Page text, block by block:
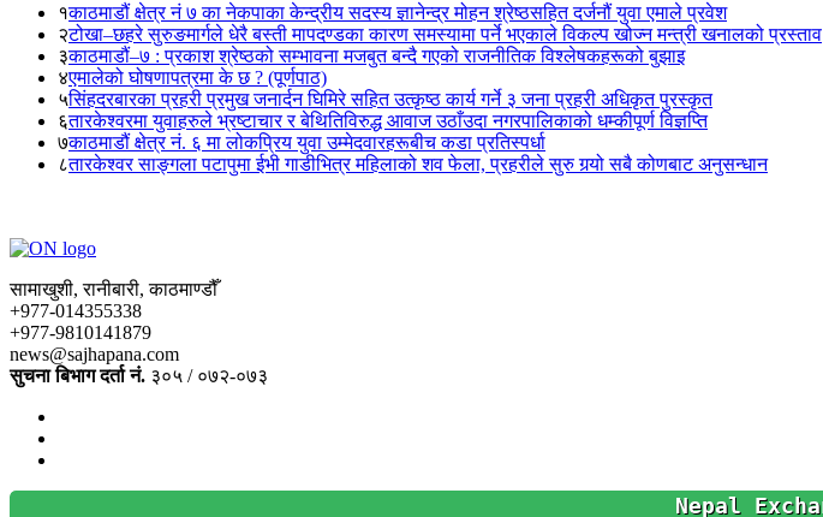
१काठमाडौं क्षेत्र नं ७ का नेकपाका केन्द्रीय सदस्य ज्ञानेन्द्र मोहन श्रेष्ठसहित दर्जनौं युवा एमाले प्रवेश
२टोखा–छहरे सुरुङमार्गले धेरै बस्ती मापदण्डका कारण समस्यामा पर्ने भएकाले विकल्प खोज्न मन्त्री खनालको प्रस्ताव
३काठमाडौं–७ : प्रकाश श्रेष्ठको सम्भावना मजबुत बन्दै गएको राजनीतिक विश्लेषकहरूको बुझाइ
४एमालेको घोषणापत्रमा के छ ? (पूर्णपाठ)
५सिंहदरबारका प्रहरी प्रमुख जनार्दन घिमिरे सहित उत्कृष्ठ कार्य गर्ने ३ जना प्रहरी अधिकृत पुरस्कृत
६तारकेश्वरमा युवाहरुले भ्रष्टाचार र बेथितिविरुद्ध आवाज उठाँउदा नगरपालिकाको धम्कीपूर्ण विज्ञप्ति
७काठमाडौं क्षेत्र नं. ६ मा लोकप्रिय युवा उम्मेदवारहरूबीच कडा प्रतिस्पर्धा
८तारकेश्वर साङ्गला पटापुमा ईभी गाडीभित्र महिलाको शव फेला, प्रहरीले सुरु गर्‍यो सबै कोणबाट अनुसन्धान
सामाखुशी, रानीबारी, काठमाण्डौँ
+977-014355338
+977-9810141879
news@sajhapana.com
सुचना बिभाग दर्ता नं. ३०५ / ०७२-०७३